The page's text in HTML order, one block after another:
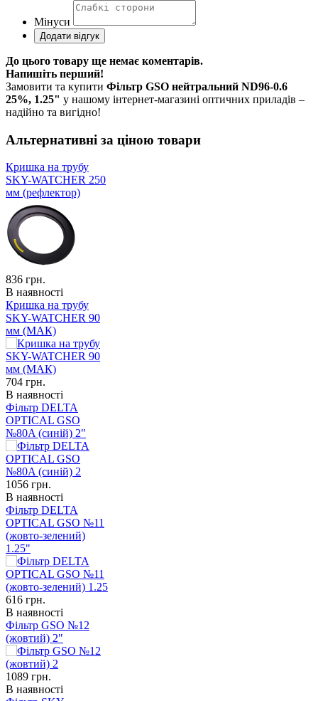
Мінуси
До цього товару ще немає коментарів.
Напишіть перший!
Замовити та купити Фільтр GSO нейтральний ND96-0.6
25%, 1.25" у нашому інтернет-магазині оптичних приладів –
надійно та вигідно!
Альтернативні за ціною товари
Кришка на трубу
SKY-WATCHER 250
мм (рефлектор)
836 грн.
В наявності
Кришка на трубу
SKY-WATCHER 90
мм (МАК)
704 грн.
В наявності
Фільтр DELTA
OPTICAL GSO
№80A (синій) 2"
1056 грн.
В наявності
Фільтр DELTA
OPTICAL GSO №11
(жовто-зелений)
1.25"
616 грн.
В наявності
Фільтр GSO №12
(жовтий) 2"
1089 грн.
В наявності